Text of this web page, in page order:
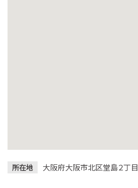
所在地 大阪府大阪市北区堂島２丁目